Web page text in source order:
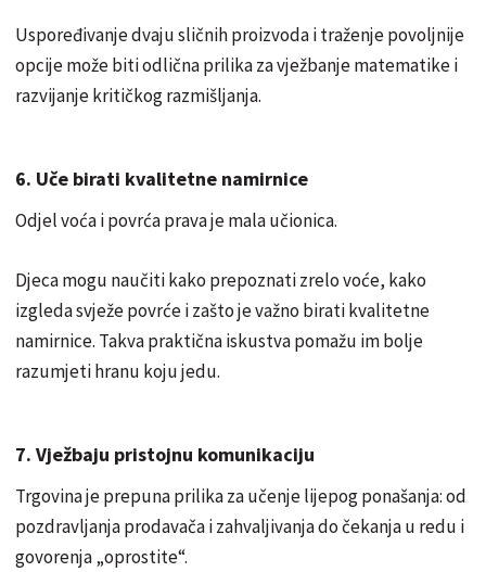
Uspoređivanje dvaju sličnih proizvoda i traženje povoljnije
opcije može biti odlična prilika za vježbanje matematike i
razvijanje kritičkog razmišljanja.
6. Uče birati kvalitetne namirnice
Odjel voća i povrća prava je mala učionica.
Djeca mogu naučiti kako prepoznati zrelo voće, kako
izgleda svježe povrće i zašto je važno birati kvalitetne
namirnice. Takva praktična iskustva pomažu im bolje
razumjeti hranu koju jedu.
7. Vježbaju pristojnu komunikaciju
Trgovina je prepuna prilika za učenje lijepog ponašanja: od
pozdravljanja prodavača i zahvaljivanja do čekanja u redu i
govorenja „oprostite“.